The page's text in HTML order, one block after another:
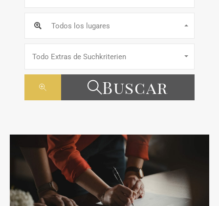
Todos los lugares
Todo Extras de Suchkriterien
Buscar